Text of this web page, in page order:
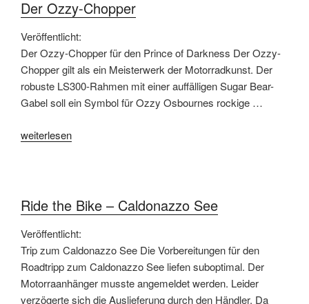
Der Ozzy-Chopper
Veröffentlicht:
Der Ozzy-Chopper für den Prince of Darkness Der Ozzy-
Chopper gilt als ein Meisterwerk der Motorradkunst. Der
robuste LS300-Rahmen mit einer auffälligen Sugar Bear-
Gabel soll ein Symbol für Ozzy Osbournes rockige …
„Der
weiterlesen
Ride the Bike – Caldonazzo See
Veröffentlicht:
Trip zum Caldonazzo See Die Vorbereitungen für den
Roadtripp zum Caldonazzo See liefen suboptimal. Der
Motorraanhänger musste angemeldet werden. Leider
verzögerte sich die Auslieferung durch den Händler. Da